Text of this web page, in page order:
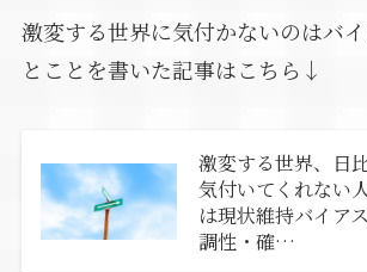
激変する世界に気付かないのはバ
とことを書いた記事はこちら↓
激変する世界、日
気付いてくれない
は現状維持バイア
調性・確…